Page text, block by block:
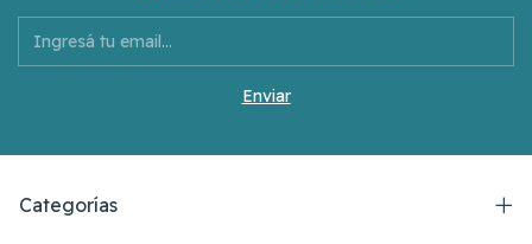
Categorías